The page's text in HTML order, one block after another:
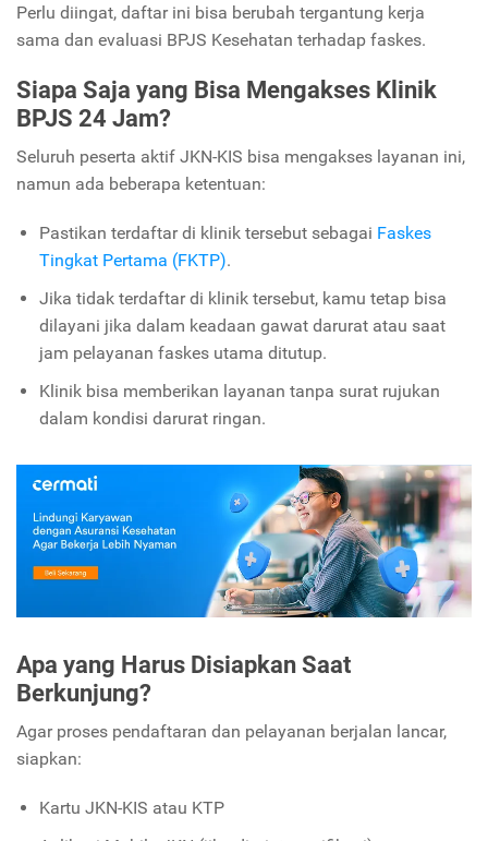
Perlu diingat, daftar ini bisa berubah tergantung kerja
sama dan evaluasi BPJS Kesehatan terhadap faskes.
Siapa Saja yang Bisa Mengakses Klinik
BPJS 24 Jam?
Seluruh peserta aktif JKN-KIS bisa mengakses layanan ini,
namun ada beberapa ketentuan:
Pastikan terdaftar di klinik tersebut sebagai Faskes
Tingkat Pertama (FKTP).
Jika tidak terdaftar di klinik tersebut, kamu tetap bisa
dilayani jika dalam keadaan gawat darurat atau saat
jam pelayanan faskes utama ditutup.
Klinik bisa memberikan layanan tanpa surat rujukan
dalam kondisi darurat ringan.
Apa yang Harus Disiapkan Saat
Berkunjung?
Agar proses pendaftaran dan pelayanan berjalan lancar,
siapkan:
Kartu JKN-KIS atau KTP